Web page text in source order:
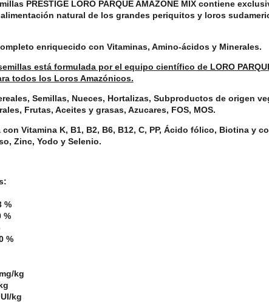
PRESTIGE LORO PARQUE AMAZONE MIX contiene
natural de los grandes periquitos y loros
enriquecido con Vitaminas, Amino-ácidos y Minerales.
está formulada por el equipo científico de LORO
todos los Loros Amazónicos.
Semillas, Nueces, Hortalizas, Subproductos de origen
Frutas, Aceites y grasas, Azucares, FOS, MOS.
con Vitamina K, B1, B2, B6, B12, C, PP, Ácido fólico, Biotina y
Zinc, Yodo y Selenio.
%
%
%
kg
kg